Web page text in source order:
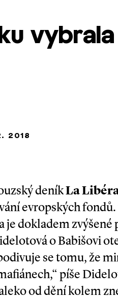
2018
deníkLa
evropských
je dokladem
o Babišovi
se tomu, že
píše
od dění kolem